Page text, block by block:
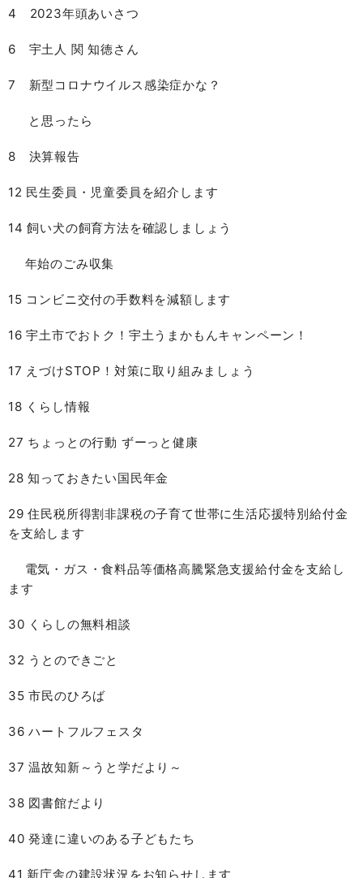
4 2023年頭あいさつ
6 宇土人 関 知徳さん
7 新型コロナウイルス感染症かな？
と思ったら
8 決算報告
12 民生委員・児童委員を紹介します
14 飼い犬の飼育方法を確認しましょう
年始のごみ収集
15 コンビニ交付の手数料を減額します
16 宇土市でおトク！宇土うまかもんキャンペーン！
17 えづけSTOP！対策に取り組みましょう
18 くらし情報
27 ちょっとの行動 ずーっと健康
28 知っておきたい国民年金
29 住民税所得割非課税の子育て世帯に生活応援特別給付金
を支給します
電気・ガス・食料品等価格高騰緊急支援給付金を支給し
ます
30 くらしの無料相談
32 うとのできごと
35 市民のひろば
36 ハートフルフェスタ
37 温故知新～うと学だより～
38 図書館だより
40 発達に違いのある子どもたち
41 新庁舎の建設状況をお知らせします